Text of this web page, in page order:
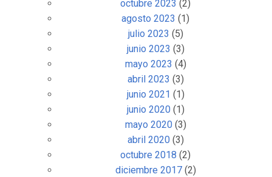
octubre 2023 (2)
agosto 2023 (1)
julio 2023 (5)
junio 2023 (3)
mayo 2023 (4)
abril 2023 (3)
junio 2021 (1)
junio 2020(1)
mayo 2020(3)
abril 2020(3)
octubre 2018 (2)
diciembre 2017(2)